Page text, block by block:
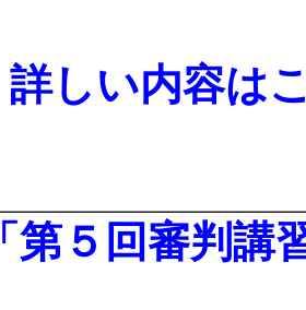
詳しい内容は
「第５回審判講